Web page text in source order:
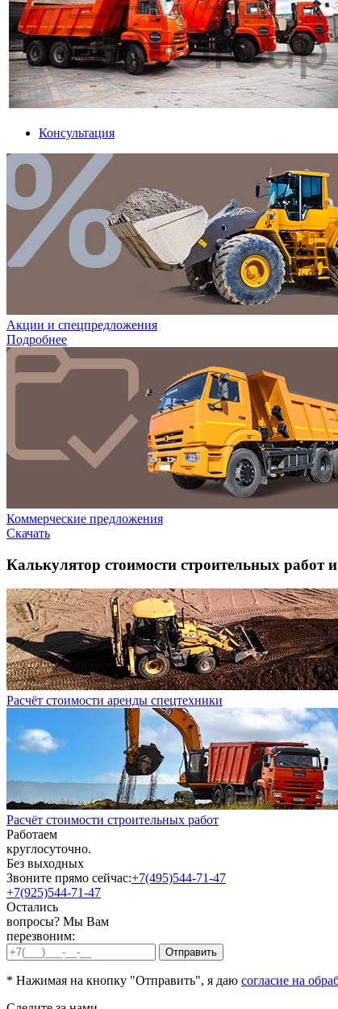
Консультация
Акции и спецпредложения
Подробнее
Коммерческие предложения
Скачать
Калькулятор стоимости строительных работ
Расчёт стоимости аренды спецтехники
Расчёт стоимости строительных работ
Работаем
круглосуточно.
Без выходных
Звоните прямо сейчас:+7(495)544-71-47
+7(925)544-71-47
Остались
вопросы? Мы Вам
перезвоним:
* Нажимая на кнопку "Отправить", я даю согласие на